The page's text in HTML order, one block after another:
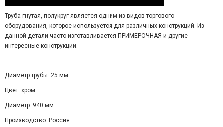
Труба гнутая, полукруг является одним из видов торгового
оборудования, которое используется для различных конструкций. Из
данной детали часто изготавливается ПРИМЕРОЧНАЯ и другие
интересные конструкции.
Диаметр трубы: 25 мм
Цвет: хром
Диаметр: 940 мм
Производство: Россия